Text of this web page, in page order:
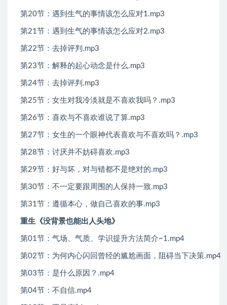
第20节：遇到生气的事情该怎么应对1.mp3
第21节：遇到生气的事情该怎么应对2.mp3
第22节：去掉评判.mp3
第23节：解释的起心动念是什么.mp3
第24节：去掉评判.mp3
第25节：女生对我冷淡就是不喜欢我吗？.mp3
第26节：喜欢与不喜欢谁说了算.mp3
第27节：女生的一个眼神代表喜欢与不喜欢吗？.mp3
第28节：讨厌并不妨碍喜欢.mp3
第29节：好与坏，对与错都不是绝对的.mp3
第30节：不一定要跟周围的人保持一致.mp3
第31节：遵循本心，做自己喜欢的事.mp3
重生《没背景也能出人头地》
第01节：气场、气质、学识提升方法简介~1.mp4
第02节：为何内心闪回曾经的尴尬画面，阻碍当下决策.mp4
第03节：是什么原因？.mp4
第04节：不自信.mp4